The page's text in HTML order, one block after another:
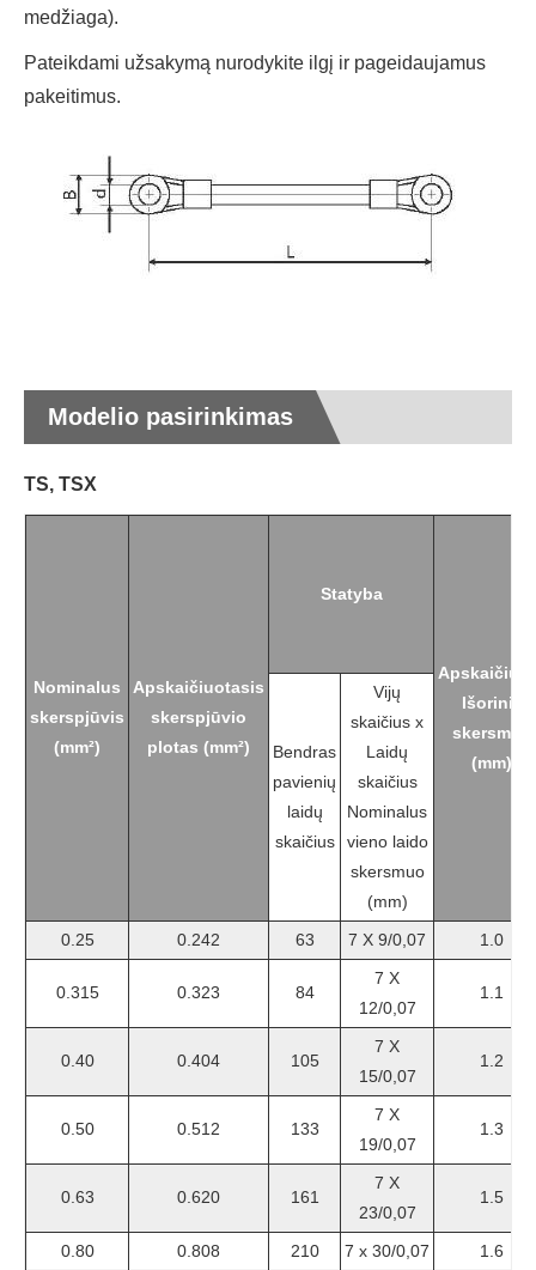
medžiaga).
Pateikdami užsakymą nurodykite ilgį ir pageidaujamus
pakeitimus.
Modelio pasirinkimas
TS, TSX
Nominalus
skerspjūvis
(mm²)
Apskaičiuotasis
skerspjūvio
plotas (mm²)
Statyba
Išorinis
skersmuo
(mm)
Bendras
pavienių
laidų
skaičius
Vijų
skaičius x
Laidų
skaičius
Nominalus
vieno laido
skersmuo
(mm)
0.25
0.242 63 7 X 9/0,07 1.0
0.315 0.323 84
7 X
12/0,07
1.1
0.40 0.404 105
7 X
15/0,07
1.2
0.50 0.512 133
7 X
19/0,07
1.3
0.63 0.620 161
7 X
23/0,07
1.5
0.80 0.808 210 7 x 30/0,07 1.6